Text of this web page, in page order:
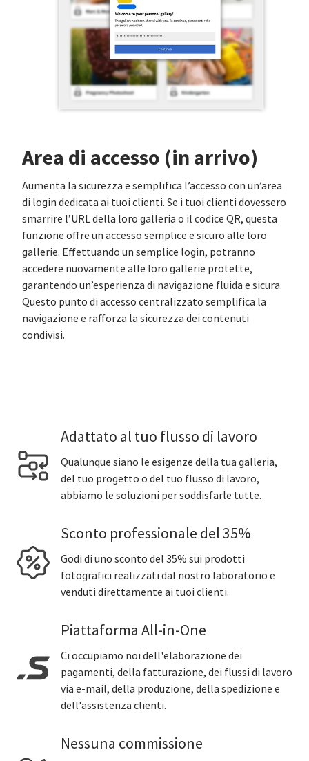
Area di accesso (in arrivo)
Aumenta la sicurezza e semplifica l’accesso con un’area
di login dedicata ai tuoi clienti. Se i tuoi clienti dovessero
smarrire l’URL della loro galleria o il codice QR, questa
funzione offre un accesso semplice e sicuro alle loro
gallerie. Effettuando un semplice login, potranno
accedere nuovamente alle loro gallerie protette,
garantendo un’esperienza di navigazione fluida e sicura.
Questo punto di accesso centralizzato semplifica la
navigazione e rafforza la sicurezza dei contenuti
condivisi.
Adattato al tuo flusso di lavoro
Qualunque siano le esigenze della tua galleria,
del tuo progetto o del tuo flusso di lavoro,
abbiamo le soluzioni per soddisfarle tutte.
Sconto professionale del 35%
Godi di uno sconto del 35% sui prodotti
fotografici realizzati dal nostro laboratorio e
venduti direttamente ai tuoi clienti.
Piattaforma All-in-One
Ci occupiamo noi dell'elaborazione dei
pagamenti, della fatturazione, dei flussi di lavoro
via e-mail, della produzione, della spedizione e
dell'assistenza clienti.
Nessuna commissione